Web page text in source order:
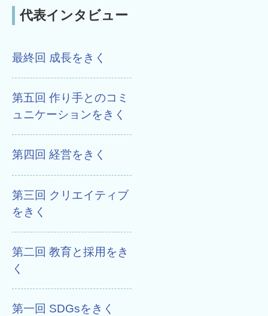
代表インタビュー
最終回 成長をきく
第五回 作り手とのコミ
ュニケーションをきく
第四回 経営をきく
第三回 クリエイティブ
をきく
第二回 教育と採用をき
く
第一回 SDGsをきく